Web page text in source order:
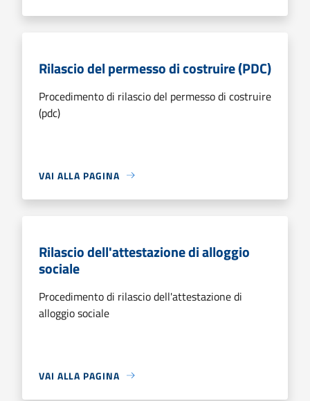
Rilascio del permesso di costruire (PDC)
Procedimento di rilascio del permesso di costruire
(pdc)
VAI ALLA PAGINA
Rilascio dell'attestazione di alloggio
sociale
Procedimento di rilascio dell'attestazione di
alloggio sociale
VAI ALLA PAGINA